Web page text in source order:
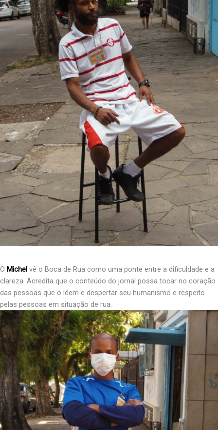
O Michel vê o Boca de Rua como uma ponte entre a dificuldade e a
clareza. Acredita que o conteúdo do jornal possa tocar no coração
das pessoas que o lêem e despertar seu humanismo e respeito
pelas pessoas em situação de rua.